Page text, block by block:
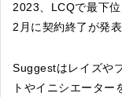
2023、LCQで最下
2月に契約終了が発表
Suggestはレイズや
トやイニシエーター